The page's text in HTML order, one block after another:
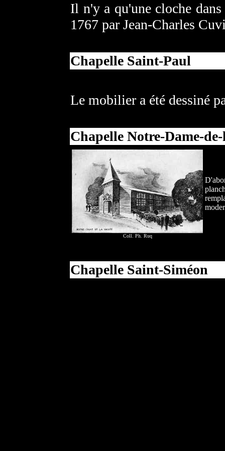
Il n'y a qu'une cloche
1767 par Jean-Charles
Chapelle Saint-Paul
Le mobilier a été dessiné
Chapelle Notre-Dame-
Coll. Ph. Ruq
Chapelle Saint-Siméon